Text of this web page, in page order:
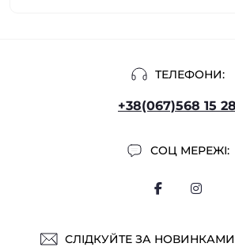
ТЕЛЕФОНИ:
+38(067)568 15 28
СОЦ МЕРЕЖІ:
СЛІДКУЙТЕ ЗА